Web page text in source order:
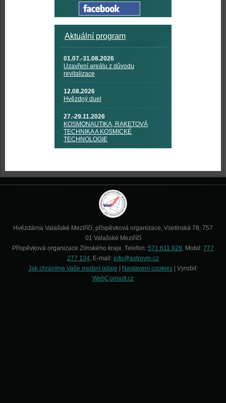
Aktuální program
01.07.-31.08.2026
Uzavření areálu z důvodu
revitalizace
12.08.2026
Hvězdný duel
27.-29.11.2026
KOSMONAUTIKA, RAKETOVÁ
TECHNIKA A KOSMICKÉ
TECHNOLOGIE
Hvězdárna Valašské Meziříčí, příspěvková organizace, Vsetínská 78, 757
01 Valašské Meziříčí
Příspěvková organizace Zlínského kraje. Telefon: 571 611 928, Mobil: 777
277 134, E-mail: info@astrovm.cz
Jak chráníme Vaše osobní údaje
Nastavení cookies | Vyrobil:
WebConsult.cz